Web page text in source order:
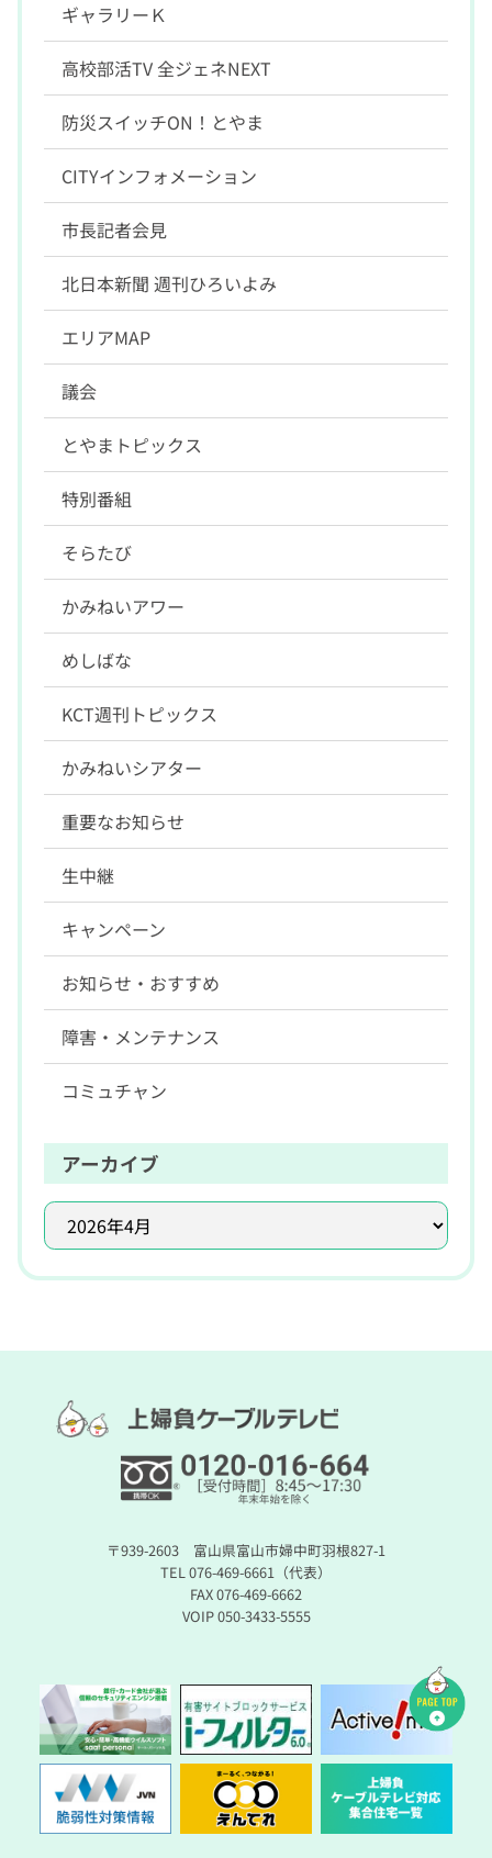
ギャラリーＫ
高校部活TV 全ジェネNEXT
防災スイッチON！とやま
CITYインフォメーション
市長記者会見
北日本新聞 週刊ひろいよみ
エリアMAP
議会
とやまトピックス
特別番組
そらたび
かみねいアワー
めしばな
KCT週刊トピックス
かみねいシアター
重要なお知らせ
生中継
キャンペーン
お知らせ・おすすめ
障害・メンテナンス
コミュチャン
アーカイブ
〒939-2603 富山県富山市婦中町羽根827-1
TEL 076-469-6661（代表）
FAX 076-469-6662
VOIP 050-3433-5555